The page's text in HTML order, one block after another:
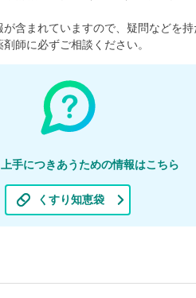
含まれていますので、疑問などを持
師に必ずご相談ください。
手につきあうための情報はこちら
くすり知恵袋